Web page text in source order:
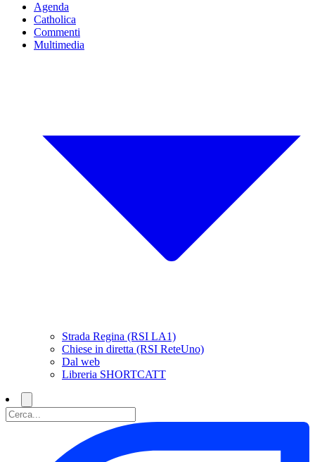
Agenda
Catholica
Commenti
Multimedia
Strada Regina (RSI LA1)
Chiese in diretta (RSI ReteUno)
Dal web
Libreria SHORTCATT